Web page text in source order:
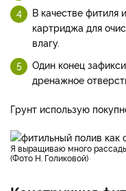
В качестве фитиля
картриджа для
влагу.
Один конец
дренажное
Грунт использую
Я выращиваю много рассады, поэтому подготовилась основательно
(Фото Н. Голиковой)